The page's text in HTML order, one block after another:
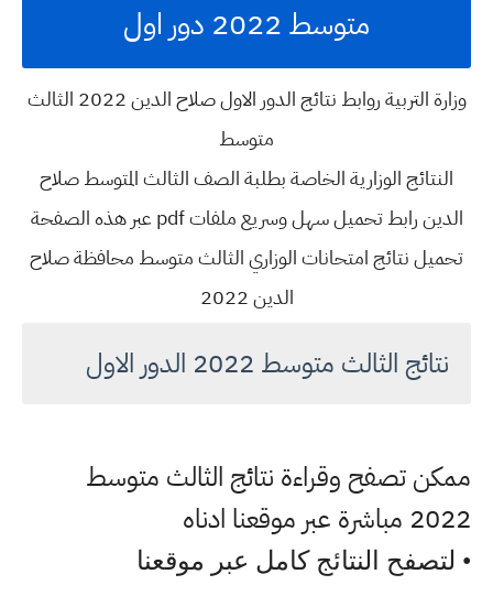
متوسط 2022 دور اول
وزارة التربية روابط نتائج الدور الاول صلاح الدين 2022 الثالث
متوسط
النتائج الوزارية الخاصة بطلبة الصف الثالث المتوسط صلاح
الدين رابط تحميل سهل وسريع ملفات pdf عبر هذه الصفحة
تحميل نتائج امتحانات الوزاري الثالث متوسط محافظة صلاح
الدين 2022
نتائج الثالث متوسط 2022 الدور الاول
ممكن تصفح وقراءة نتائج الثالث متوسط
2022 مباشرة عبر موقعنا ادناه
• لتصفح النتائج كامل عبر موقعنا